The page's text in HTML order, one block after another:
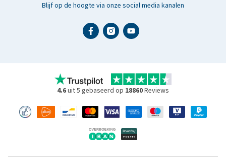
Blijf op de hoogte via onze social media kanalen
4.6uit 5 gebaseerd op 18860Reviews